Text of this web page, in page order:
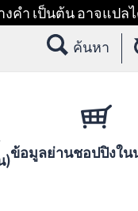
งคำ เป็นต้น อาจแปล
ค้นหา
)ข้อมูลย่านชอปปิงใน